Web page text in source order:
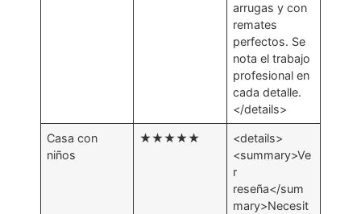
arrugas y con
remates
perfectos. Se
nota el trabajo
profesional en
cada detalle.
</details>
Casa con
niños
★★★★★
<details>
<summary>Ve
r
reseña</sum
mary>Necesit